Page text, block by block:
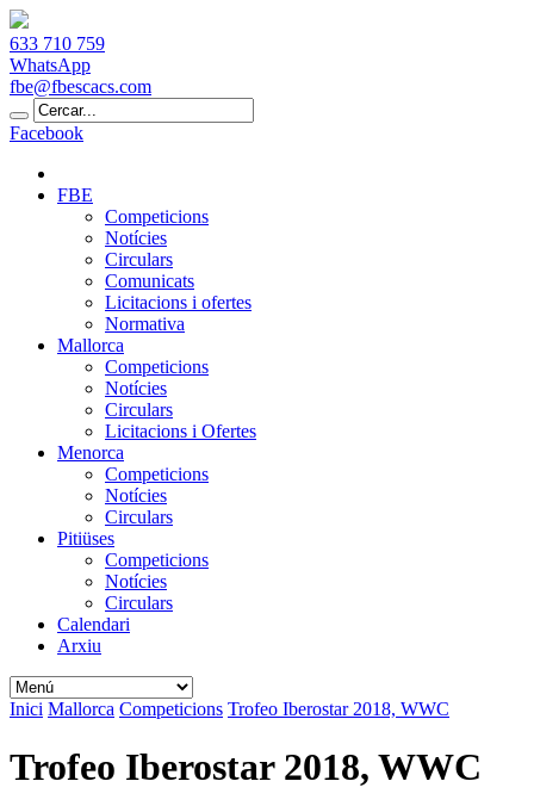
633 710 759
WhatsApp
fbe@fbescacs.com
Facebook
FBE
Competicions
Notícies
Circulars
Comunicats
Licitacions i ofertes
Normativa
Mallorca
Competicions
Notícies
Circulars
Licitacions i Ofertes
Menorca
Competicions
Notícies
Circulars
Pitiüses
Competicions
Notícies
Circulars
Calendari
Arxiu
Inici Mallorca Competicions Trofeo Iberostar 2018, WWC
Trofeo Iberostar 2018, WWC